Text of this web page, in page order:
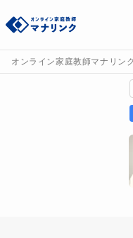
オンライン家庭教師マナリンク